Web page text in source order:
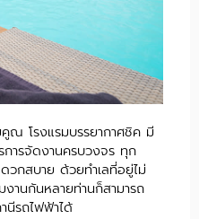
ณ โรงแรมบรรยากาศชิค มี
การจัดงานครบวงจร ทุก
ดวกสบาย ด้วยทำเลที่อยู่ไม่
งานกันหลายท่านก็สามารถ
นีรถไฟฟ้าได้